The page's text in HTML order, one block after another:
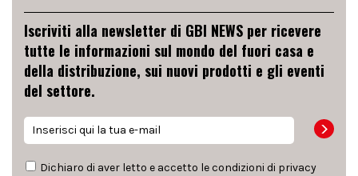
Iscriviti alla newsletter di GBI NEWS per ricevere
tutte le informazioni sul mondo del fuori casa e
della distribuzione, sui nuovi prodotti e gli eventi
del settore.
Dichiaro di aver letto e accetto le condizioni di privacy